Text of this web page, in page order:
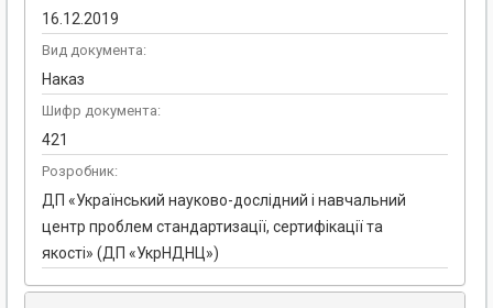
16.12.2019
Вид документа:
Наказ
Шифр документа:
421
Розробник:
ДП «Український науково-дослідний і навчальний
центр проблем стандартизації, сертифікації та
якості» (ДП «УкрНДНЦ»)